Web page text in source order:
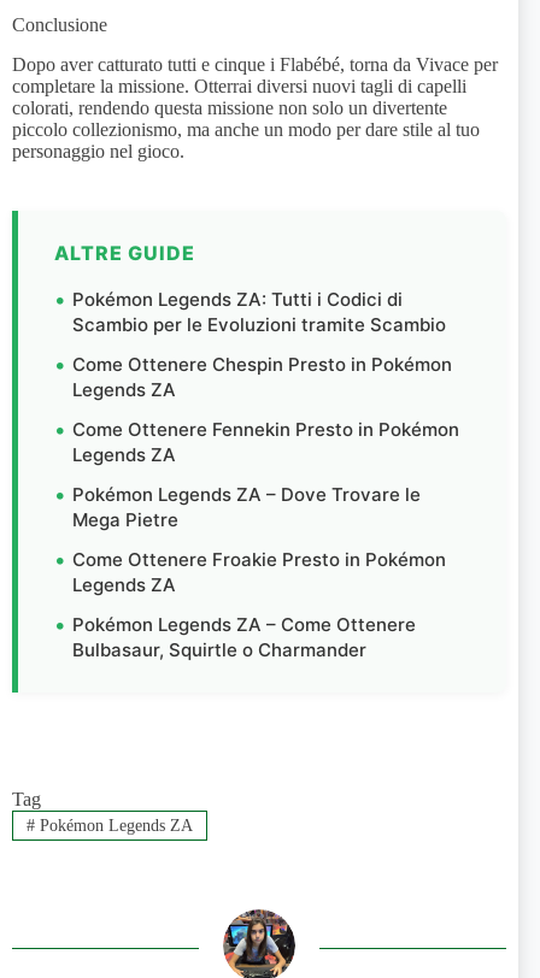
Conclusione
Dopo aver catturato tutti e cinque i Flabébé, torna da Vivace per
completare la missione. Otterrai diversi nuovi tagli di capelli
colorati, rendendo questa missione non solo un divertente
piccolo collezionismo, ma anche un modo per dare stile al tuo
personaggio nel gioco.
ALTRE GUIDE
Pokémon Legends ZA: Tutti i Codici di
Scambio per le Evoluzioni tramite Scambio
Come Ottenere Chespin Presto in Pokémon
Legends ZA
Come Ottenere Fennekin Presto in Pokémon
Legends ZA
Pokémon Legends ZA – Dove Trovare le
Mega Pietre
Come Ottenere Froakie Presto in Pokémon
Legends ZA
Pokémon Legends ZA – Come Ottenere
Bulbasaur, Squirtle o Charmander
Tag
#Pokémon Legends ZA